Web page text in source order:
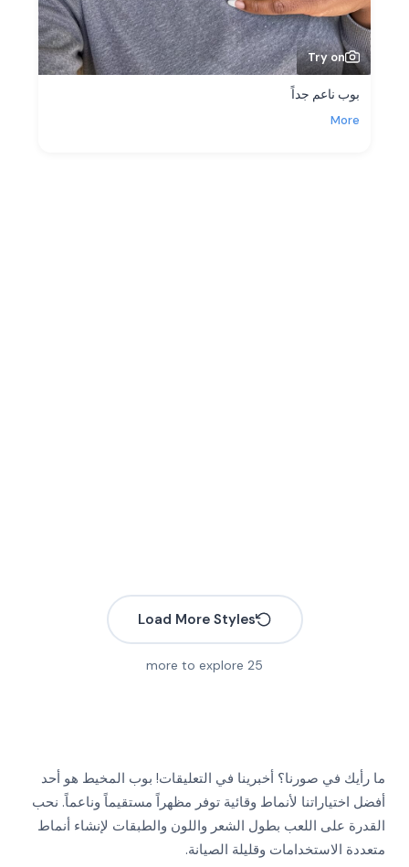
Try on
بوب ناعم جداً
More
More
More
More
More
More
More
Load More Styles
25
ما رأيك في صورنا؟ أخبرينا في التعليقات! بوب المخيط هو أحد
أفضل اختياراتنا لأنماط وقائية توفر مظهراً مستقيماً وناعماً. نحب
القدرة على اللعب بطول الشعر واللون والطبقات لإنشاء أنماط
متعددة الاستخدامات وقليلة الصيانة.